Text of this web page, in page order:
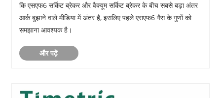
कि एसएफ6 सर्किट ब्रेकर और वैक्यूम सर्किट ब्रेकर के बीच सबसे बड़ा अंतर
आर्क बुझाने वाले मीडिया में अंतर है, इसलिए पहले एसएफ6 गैस के गुणों को
समझाना आवश्यक है।
और पढ़ें